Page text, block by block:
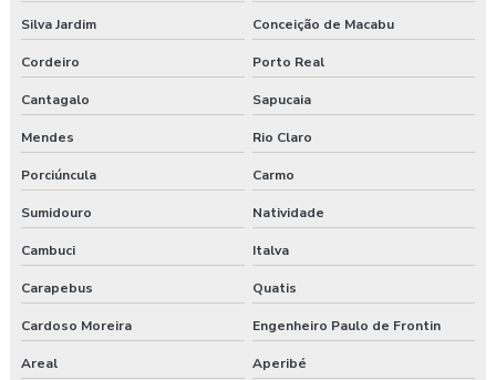
Empresa de higiene ocupacional
Empresa de medicina no trabalho
Empresa de prestação de serviços de segurança do trabalho
Empresa que faz exame admissional
Empresa que faz pgr
Empresa de saúde e segurança do trabalho
Silva Jardim Conceição de Macabu
Cordeiro Porto Real
Cantagalo Sapucaia
Mendes Rio Claro
Porciúncula Carmo
Sumidouro Natividade
Cambuci Italva
Carapebus Quatis
Cardoso Moreira Engenheiro Paulo de Frontin
Areal Aperibé